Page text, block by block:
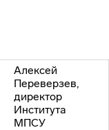
Алексей
Переверзев,
директор
Института
МПСУ